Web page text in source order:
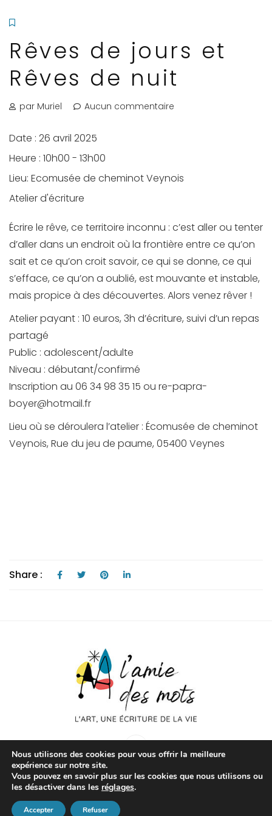
Rêves de jours et
Rêves de nuit
par Muriel Aucun commentaire
Date : 26 avril 2025
Heure : 10h00 - 13h00
Lieu: Ecomusée de cheminot Veynois
Atelier d'écriture
Écrire le rêve, ce territoire inconnu : c’est aller ou tenter
d’aller dans un endroit où la frontière entre ce qu’on
sait et ce qu’on croit savoir, ce qui se donne, ce qui
s’efface, ce qu’on a oublié, est mouvante et instable,
mais propice à des découvertes. Alors venez rêver !
Atelier payant : 10 euros, 3h d’écriture, suivi d’un repas
partagé
Public : adolescent/adulte
Niveau : débutant/confirmé
Inscription au 06 34 98 35 15 ou re-papra-
boyer@hotmail.fr
Lieu où se déroulera l’atelier : Écomusée de cheminot
Veynois, Rue du jeu de paume, 05400 Veynes
Share :
L'amie des mots - 2020 - Tous droits réservés |
Nous utilisons des cookies pour vous offrir la meilleure
expérience sur notre site.
Vous pouvez en savoir plus sur les cookies que nous utilisons ou
les désactiver dans les réglages.
Accepter Refuser